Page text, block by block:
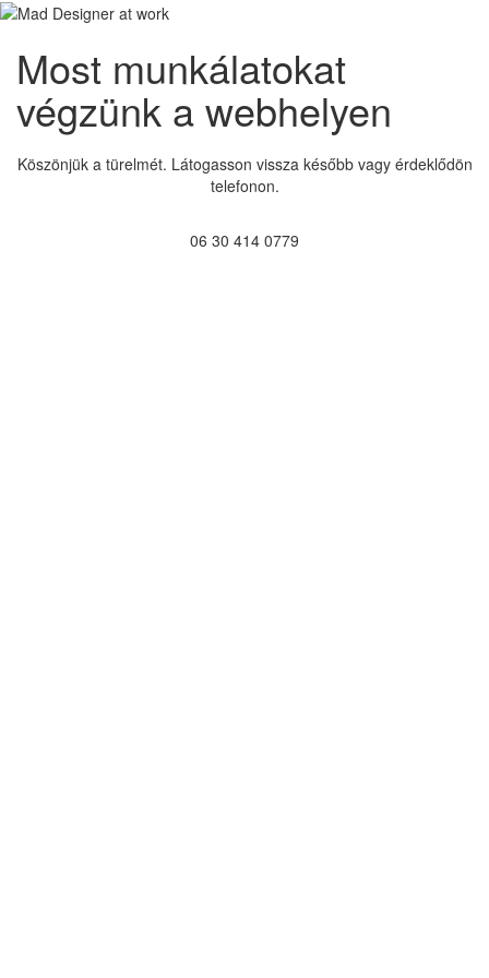
Most munkálatokat
végzünk a webhelyen
Köszönjük a türelmét. Látogasson vissza később vagy érdeklődön
telefonon.
06 30 414 0779